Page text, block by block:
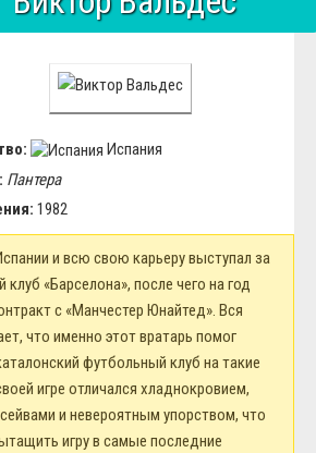
Испания
Пантера
1982
и всю свою карьеру выступал за
«Барселона», после чего на год
с «Манчестер Юнайтед». Вся
что именно этот вратарь помог
футбольный клуб на такие
игре отличался хладнокровием,
и невероятным упорством, что
игру в самые последние